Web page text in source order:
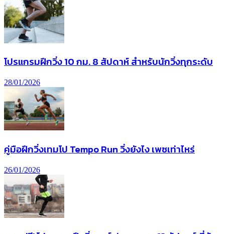
โปรแกรมฝึกวิ่ง 10 กม. 8 สัปดาห์ สำหรับนักวิ่งทุกระดับ
28/01/2026
คู่มือฝึกวิ่งเทมโป Tempo Run วิ่งยังไง เพซเท่าไหร่
26/01/2026